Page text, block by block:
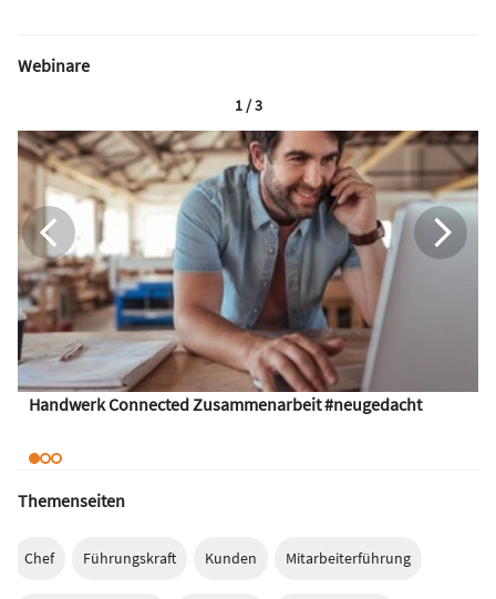
Webinare
Handwerk Connected Zusammenarbeit #neugedacht
1 / 3
Themenseiten
Chef Führungskraft Kunden Mitarbeiterführung